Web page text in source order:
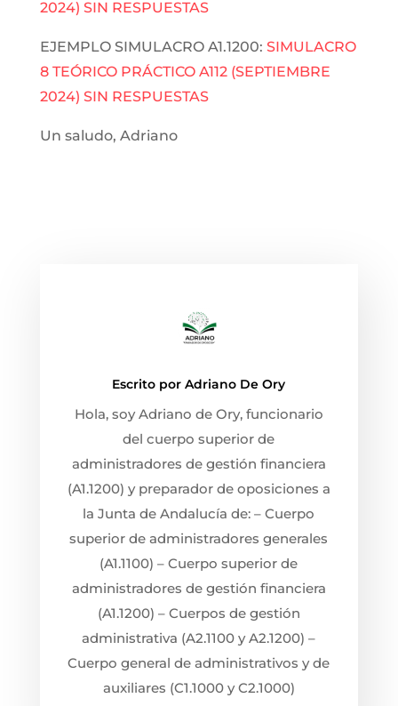
2024) SIN RESPUESTAS
EJEMPLO SIMULACRO A1.1200: SIMULACRO
8 TEÓRICO PRÁCTICO A112 (SEPTIEMBRE
2024) SIN RESPUESTAS
Un saludo, Adriano
Escrito porAdriano De Ory
Hola, soy Adriano de Ory, funcionario
del cuerpo superior de
administradores de gestión financiera
(A1.1200) y preparador de oposiciones a
la Junta de Andalucía de: – Cuerpo
superior de administradores generales
(A1.1100) – Cuerpo superior de
administradores de gestión financiera
(A1.1200) – Cuerpos de gestión
administrativa (A2.1100 y A2.1200) –
Cuerpo general de administrativos y de
auxiliares (C1.1000 y C2.1000)